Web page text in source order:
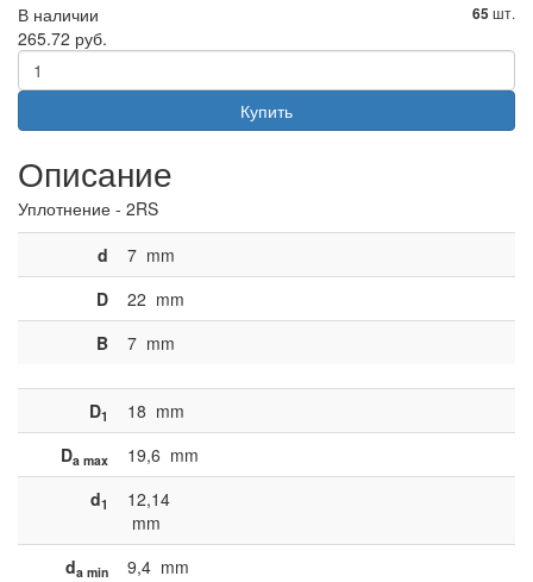
В наличии
65 шт.
265.72 руб.
Купить
Описание
Уплотнение - 2RS
d
7 mm
D
22 mm
B
7 mm
D1 18 mm
Da max 19,6 mm
d1
12,14
mm
da min 9,4 mm